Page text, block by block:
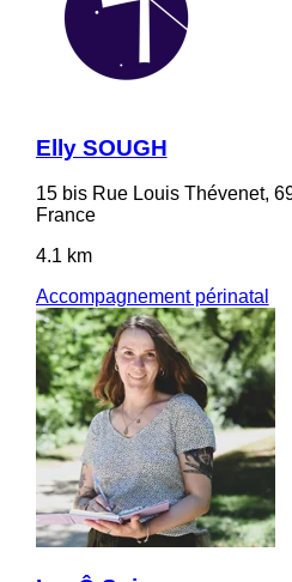
Elly SOUGH
15 bis Rue Louis Thévenet,
France
4.1 km
Accompagnement périnatal